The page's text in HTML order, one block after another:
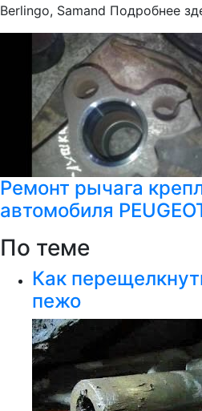
Berlingo, Samand Подробнее
Ремонт рычага
автомобиля
По теме
Как
пежо